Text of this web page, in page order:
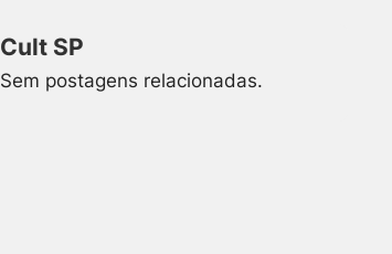
Cult SP
Sem postagens relacionadas.